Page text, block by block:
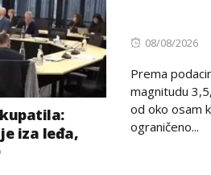
iza leđa,
Posted
08/08/2026
Prema
magnitudu
od oko osam
ograničeno...